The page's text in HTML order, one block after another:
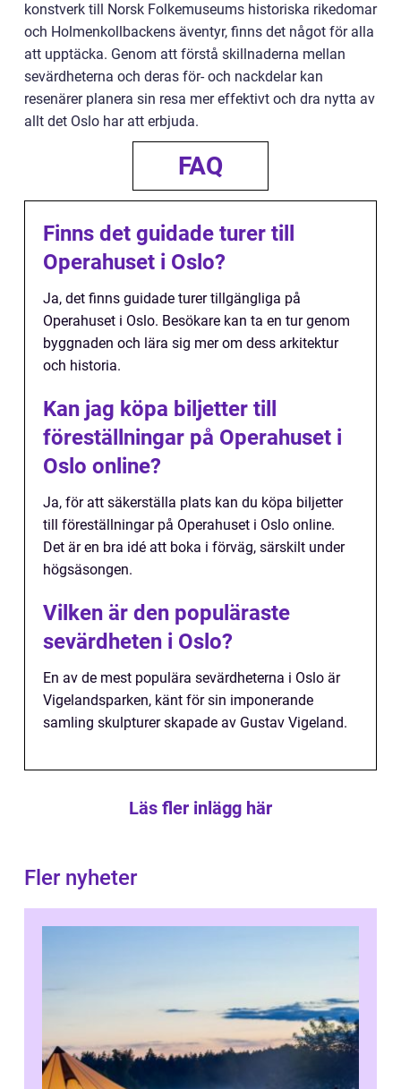
konstverk till Norsk Folkemuseums historiska rikedomar
och Holmenkollbackens äventyr, finns det något för alla
att upptäcka. Genom att förstå skillnaderna mellan
sevärdheterna och deras för- och nackdelar kan
resenärer planera sin resa mer effektivt och dra nytta av
allt det Oslo har att erbjuda.
FAQ
Finns det guidade turer till
Operahuset i Oslo?
Ja, det finns guidade turer tillgängliga på
Operahuset i Oslo. Besökare kan ta en tur genom
byggnaden och lära sig mer om dess arkitektur
och historia.
Kan jag köpa biljetter till
föreställningar på Operahuset i
Oslo online?
Ja, för att säkerställa plats kan du köpa biljetter
till föreställningar på Operahuset i Oslo online.
Det är en bra idé att boka i förväg, särskilt under
högsäsongen.
Vilken är den populäraste
sevärdheten i Oslo?
En av de mest populära sevärdheterna i Oslo är
Vigelandsparken, känt för sin imponerande
samling skulpturer skapade av Gustav Vigeland.
Läs fler inlägg här
Fler nyheter